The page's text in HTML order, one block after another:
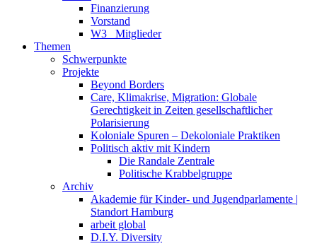
Finanzierung
Vorstand
W3_ Mitglieder
Themen
Schwerpunkte
Projekte
Beyond Borders
Care, Klimakrise, Migration: Globale
Gerechtigkeit in Zeiten gesellschaftlicher
Polarisierung
Koloniale Spuren – Dekoloniale Praktiken
Politisch aktiv mit Kindern
Die Randale Zentrale
Politische Krabbelgruppe
Archiv
Akademie für Kinder- und Jugendparlamente |
Standort Hamburg
arbeit global
D.I.Y. Diversity